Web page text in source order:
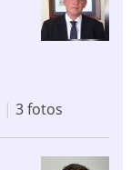
| 3 fotos